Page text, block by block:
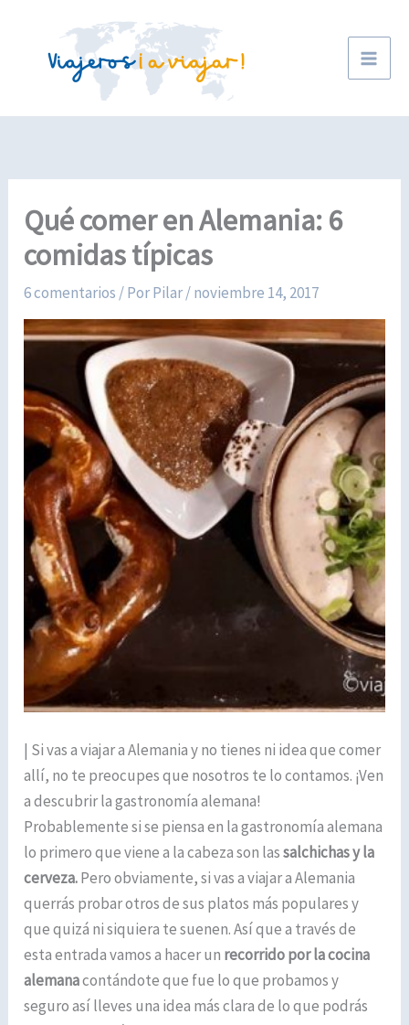
contenido
Qué comer en Alemania: 6
comidas típicas
6 comentarios / PorPilar/noviembre 14, 2017
| Si vas a viajar a Alemania y no tienes ni idea que comer
allí, no te preocupes que nosotros te lo contamos. ¡Ven
a descubrir la gastronomía alemana!
Probablemente si se piensa en la gastronomía alemana
lo primero que viene a la cabeza son lassalchichas y la
cerveza.Pero obviamente, si vas a viajar a Alemania
querrás probar otros de sus platos más populares y
que quizá ni siquiera te suenen. Así que a través de
esta entrada vamos a hacer un recorrido por la cocina
alemanacontándote que fue lo que probamos y
seguro así lleves una idea más clara de lo que podrás